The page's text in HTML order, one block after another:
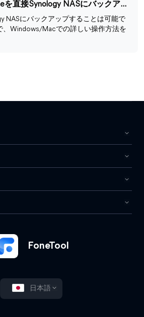
【Windows】iPhoneを直接Synology NASにバックアップする方法
NASにバックアップすることは可能で
、Windows/Macでの詳しい操作方法を
FoneTool
日本語